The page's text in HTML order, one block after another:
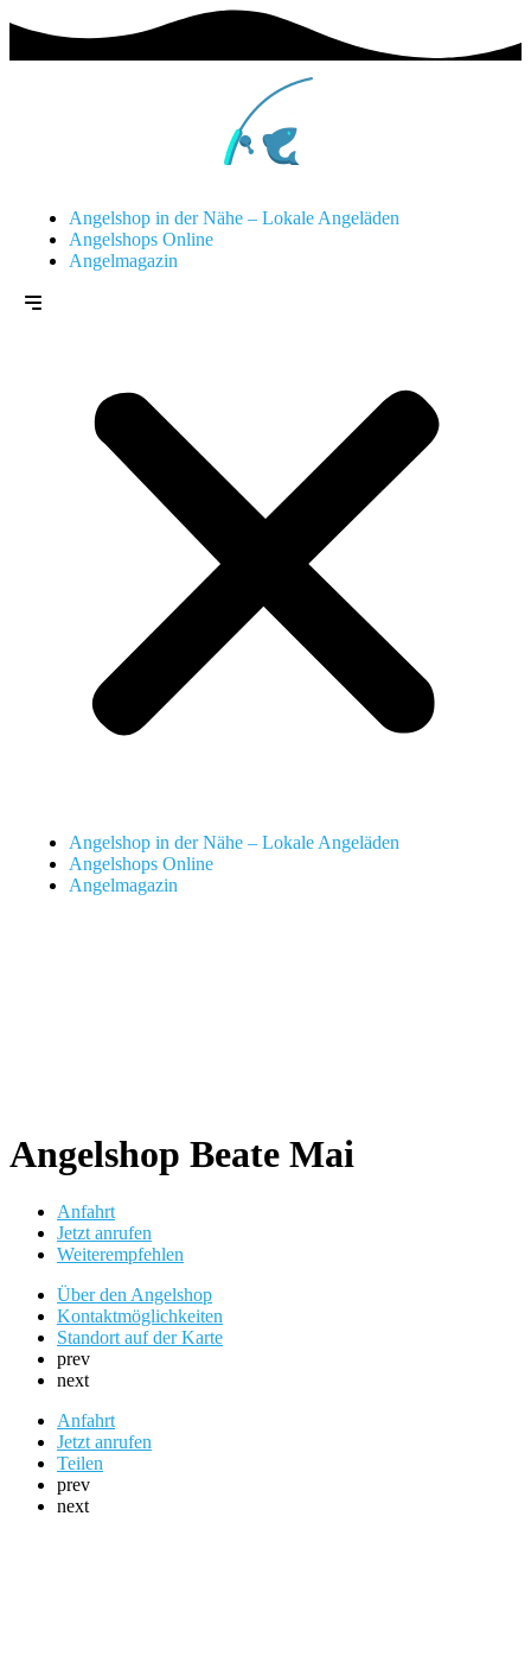
Angelshop in der Nähe – Lokale Angeläden
Angelshops Online
Angelmagazin
Angelshop in der Nähe – Lokale Angeläden
Angelshops Online
Angelmagazin
Angelshop Beate Mai
Anfahrt
Jetzt anrufen
Weiterempfehlen
Über den Angelshop
Kontaktmöglichkeiten
Standort auf der Karte
prev
next
Anfahrt
Jetzt anrufen
Teilen
prev
next